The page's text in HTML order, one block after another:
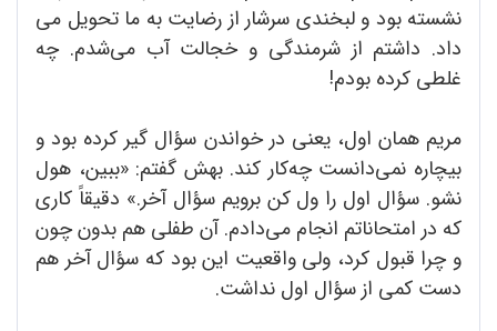
نشسته بود و لبخندی سرشار از رضایت به ما تحویل می
داد. داشتم از شرمندگی و خجالت آب می‌شدم. چه
غلطی کرده بودم!
مریم همان اول، یعنی در خواندن سؤال گیر کرده‌ بود و
بیچاره نمی‌دانست چه‌کار کند. بهش گفتم: «ببین، هول
نشو. سؤال اول را ول کن برویم سؤال آخر.» دقیقاً کاری
که در امتحاناتم انجام می‌دادم. آن طفلی هم بدون چون
و چرا قبول کرد، ولی واقعیت این بود که سؤال آخر هم
دست کمی از سؤال اول نداشت.